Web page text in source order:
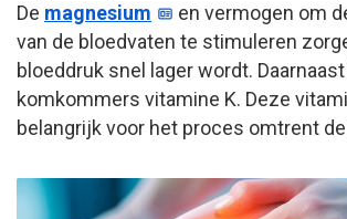
De magnesium
en vermogen om
van de bloedvaten te stimuleren
bloeddruk snel lager wordt.
komkommers vitamine K. Deze
belangrijk voor het proces omtrent